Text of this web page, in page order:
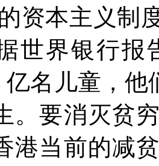
资本主义制
世界银行报
亿名儿童，他
。要消灭贫
港当前的减